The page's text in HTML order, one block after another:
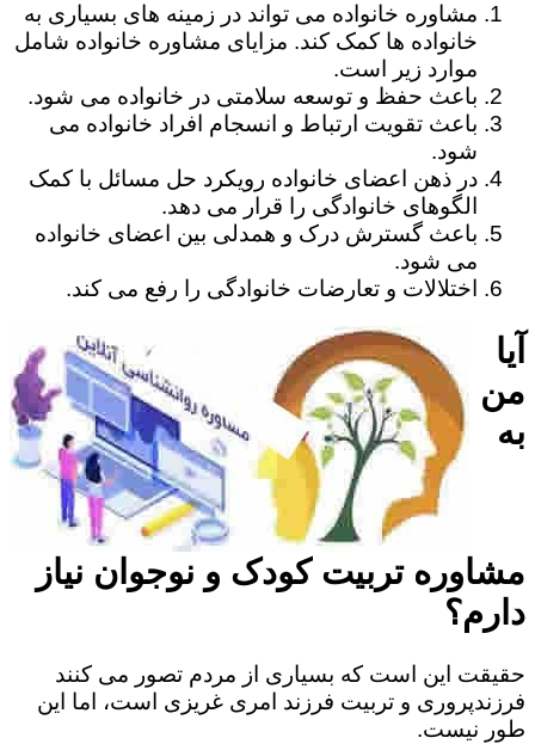
مشاوره خانواده می تواند در زمینه های بسیاری به
خانواده ها کمک کند. مزایای مشاوره خانواده شامل
موارد زیر است.
باعث حفظ و توسعه سلامتی در خانواده می شود.
باعث تقویت ارتباط و انسجام افراد خانواده می
شود.
در ذهن اعضای خانواده رویکرد حل مسائل با کمک
الگوهای خانوادگی را قرار می دهد.
باعث گسترش درک و همدلی بین اعضای خانواده
می شود.
اختلالات و تعارضات خانوادگی را رفع می کند.
آیا
من
به
مشاوره تربیت کودک و نوجوان نیاز
دارم؟
حقیقت این است که بسیاری از مردم تصور می کنند
فرزندپروری و تربیت فرزند امری غریزی است، اما این
طور نیست.